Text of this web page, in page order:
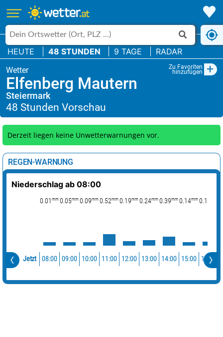
HEUTE 48 STUNDEN 9 TAGE RADAR
Zu Favoriten
hinzufügen +
Elfenberg Mautern
Steiermark
Derzeit liegen keine Unwetterwarnungen vor.
REGEN-WARNUNG
Niederschlag ab 08:00
0.01 mm 0.05mm 0.09mm 0.52mm 0.19mm 0.24mm 0.39mm 0.14mm 0.17
Jetzt 08:00 09:00 10:00 11:00 12:00 13:00 14:00 15:00 16:00